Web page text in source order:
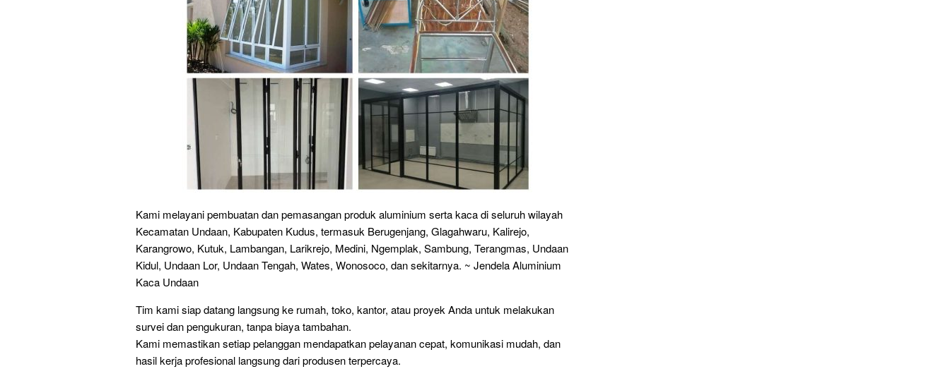
Kami melayani pembuatan dan pemasangan produk aluminium serta kaca di seluruh wilayah
Kecamatan Undaan, Kabupaten Kudus, termasuk Berugenjang, Glagahwaru, Kalirejo,
Karangrowo, Kutuk, Lambangan, Larikrejo, Medini, Ngemplak, Sambung, Terangmas, Undaan
Kidul, Undaan Lor, Undaan Tengah, Wates, Wonosoco, dan sekitarnya. ~ Jendela Aluminium
Kaca Undaan
Tim kami siap datang langsung ke rumah, toko, kantor, atau proyek Anda untuk melakukan
survei dan pengukuran, tanpa biaya tambahan.
Kami memastikan setiap pelanggan mendapatkan pelayanan cepat, komunikasi mudah, dan
hasil kerja profesional langsung dari produsen terpercaya.